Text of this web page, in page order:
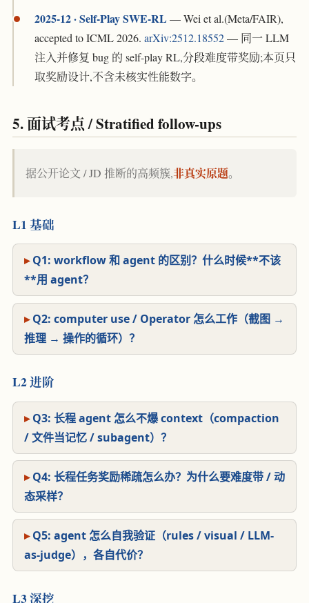
2025-12 · Self-Play SWE-RL — Wei et al.(Meta/FAIR),
accepted to ICML 2026. arXiv:2512.18552— 同一 LLM
注入并修复 bug 的 self-play RL,分段难度带奖励;本页只
取奖励设计,不含未核实性能数字。
5. 面试考点 / Stratified follow-ups
据公开论文 / JD 推断的高频簇,非真实原题。
L1 基础
Q1: workflow 和 agent 的区别？什么时候**不该
**用 agent？
Q2: computer use / Operator 怎么工作（截图 →
推理 → 操作的循环）？
L2 进阶
Q3: 长程 agent 怎么不爆 context（compaction
/ 文件当记忆 / subagent）？
Q4: 长程任务奖励稀疏怎么办？为什么要难度带 / 动
态采样？
Q5: agent 怎么自我验证（rules / visual / LLM-
as-judge），各自代价？
L3 深挖